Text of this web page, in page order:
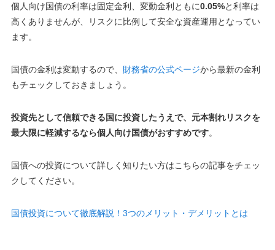
個人向け国債の利率は固定金利、変動金利ともに0.05%と利率は
高くありませんが、
リスクに比例して安全な資産運用となってい
ます。
国債の金利は変動するので、 財務省の公式ページから最新の金利
もチェックしておきましょう。
投資先として信頼できる国に投資したうえで、元本割れリスクを
最大限に軽減するなら個人向け国債がおすすめです。
国債への投資について詳しく知りたい方はこちらの記事をチェッ
クしてください。
国債投資について徹底解説！3つのメリット・デメリットとは